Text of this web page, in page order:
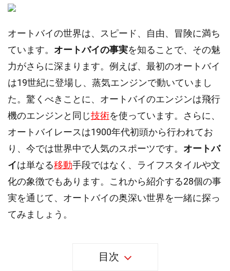
オートバイの世界は、スピード、自由、冒険に満ち
ています。 オートバイの事実を知ることで、その魅
力がさらに深まります。例えば、最初のオートバイ
は19世紀に登場し、蒸気エンジンで動いていまし
た。驚くべきことに、オートバイのエンジンは飛行
機のエンジンと同じ技術を使っています。さらに、
オートバイレースは1900年代初頭から行われてお
り、今では世界中で人気のスポーツです。 オートバ
イは単なる移動手段ではなく、ライフスタイルや文
化の象徴でもあります。これから紹介する28個の事
実を通じて、オートバイの奥深い世界を一緒に探っ
てみましょう。
目次